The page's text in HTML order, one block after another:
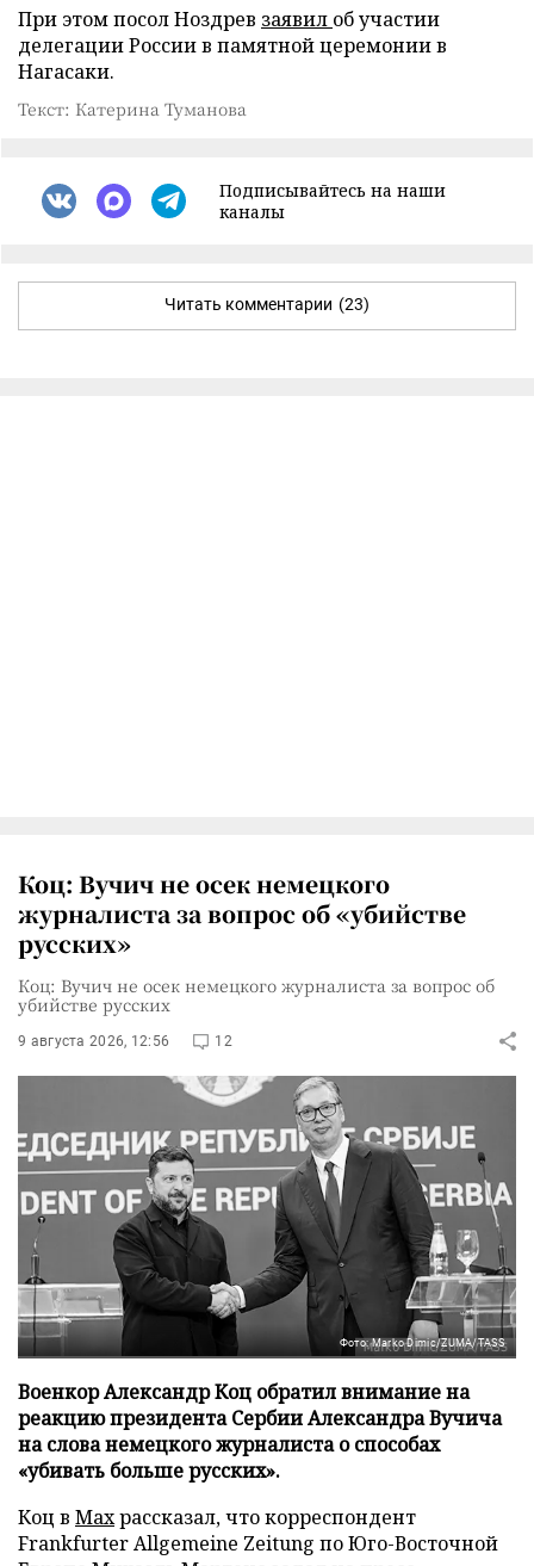
При этом посол Ноздрев заявил об участии
делегации России в памятной церемонии в
Нагасаки.
Текст: Катерина Туманова
Подписывайтесь на наши
каналы
Читать комментарии (23)
Коц: Вучич не осек немецкого
журналиста за вопрос об «убийстве
русских»
Коц: Вучич не осек немецкого журналиста за вопрос об
убийстве русских
9 августа 2026, 12:56 12
Фото: Marko Dimic/ZUMA/TASS
Военкор Александр Коц обратил внимание на
реакцию президента Сербии Александра Вучича
на слова немецкого журналиста о способах
«убивать больше русских».
Коц в Махрассказал, что корреспондент
Frankfurter Allgemeine Zeitung по Юго-Восточной